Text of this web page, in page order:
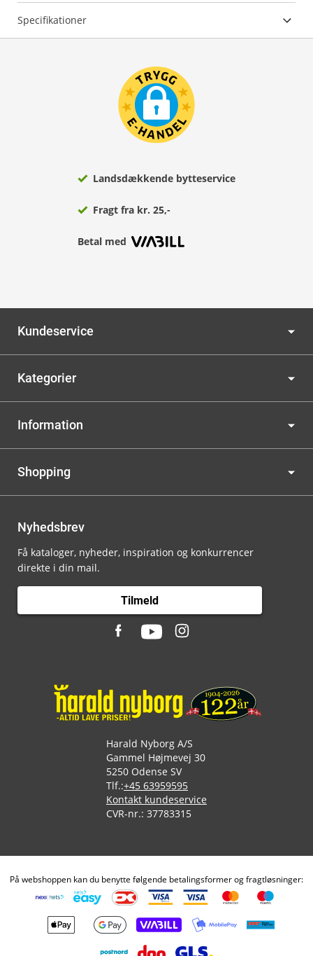
Specifikationer
Landsdækkende bytteservice
Fragt fra kr. 25,-
Betal med
Kundeservice
Kategorier
Information
Shopping
Nyhedsbrev
Få kataloger, nyheder, inspiration og konkurrencer
direkte i din mail.
Tilmeld
Harald Nyborg A/S
Gammel Højmevej 30
5250 Odense SV
Tlf.:+45 63959595
Kontakt kundeservice
CVR-nr.: 37783315
På webshoppen kan du benytte følgende betalingsformer og fragtløsninger: